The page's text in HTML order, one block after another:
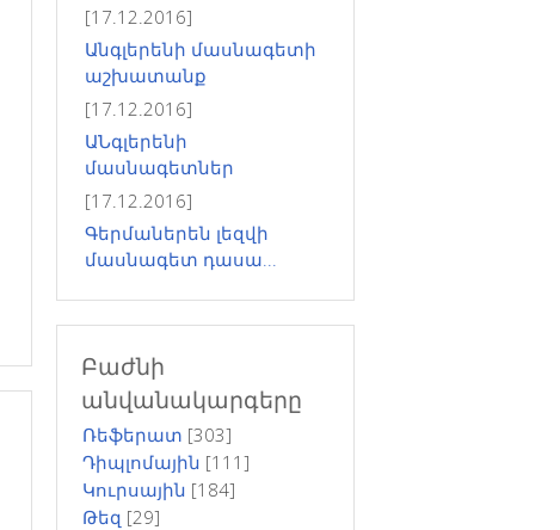
[17.12.2016]
Անգլերենի մասնագետի
աշխատանք
[17.12.2016]
ԱՆգլերենի
մասնագետներ
[17.12.2016]
Գերմաներեն լեզվի
մասնագետ դասա...
Բաժնի
անվանակարգերը
Ռեֆերատ [303]
Դիպլոմային [111]
Կուրսային [184]
Թեզ [29]